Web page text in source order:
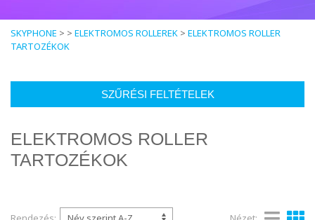
SKYPHONE > > ELEKTROMOS ROLLEREK > ELEKTROMOS ROLLER
TARTOZÉKOK
SZŰRÉSI FELTÉTELEK
ELEKTROMOS ROLLER
TARTOZÉKOK